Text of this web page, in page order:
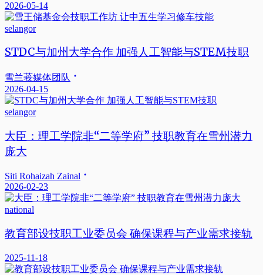
2026-05-14
selangor
STDC与加州大学合作 加强人工智能与STEM技职
雪兰莪媒体团队
2026-04-15
selangor
大臣：理工学院非“二等学府” 技职教育在雪州潜力
庞大
Siti Rohaizah Zainal
2026-02-23
national
教育部设技职工业委员会 确保课程与产业需求接轨
2025-11-18